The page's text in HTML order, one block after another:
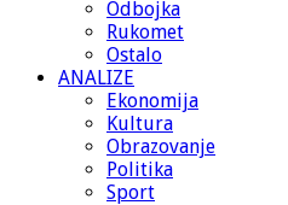
Odbojka
Rukomet
Ostalo
ANALIZE
Ekonomija
Kultura
Obrazovanje
Politika
Sport